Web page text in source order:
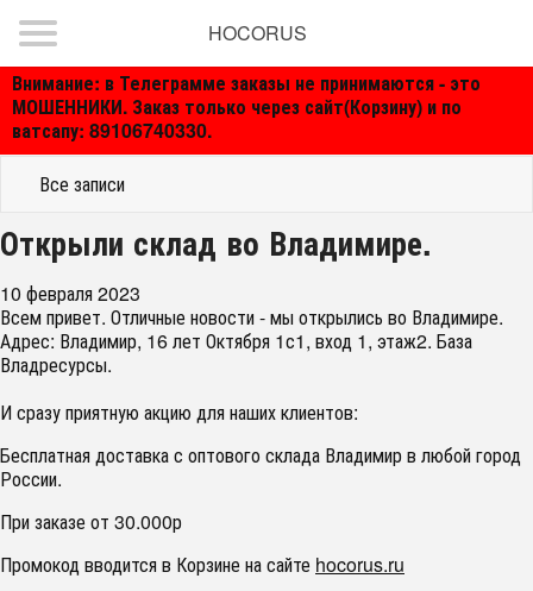
Внимание: в Телеграмме заказы не принимаются - это
МОШЕННИКИ. Заказ только через сайт(Корзину) и по
ватсапу: 89106740330.
HOCORUS
Все записи
Открыли склад во Владимире.
10 февраля 2023
Всем привет. Отличные новости - мы открылись во Владимире.
Адрес: Владимир, 16 лет Октября 1с1, вход 1, этаж2. База
Владресурсы.
И сразу приятную акцию для наших клиентов:
Бесплатная доставка с оптового склада Владимир в любой город
России.
При заказе от 30.000р
Промокод вводится в Корзине на сайте hocorus.ru